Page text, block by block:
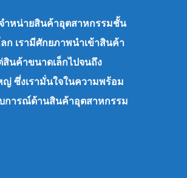
ำหน่ายสินค้าอุตสาหกรรมชั้น
ก เรามีศักยภาพนำเข้าสินค้า
นค้าขนาดเล็กไปจนถึง
ญ่ ซึ่งเรามั่นใจในความพร้อม
การณ์ด้านสินค้าอุตสาหกรรม